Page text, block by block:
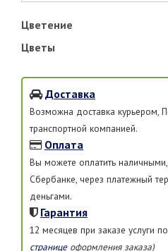
Цветение
Цветы
Доставка
Возможна доставка курьером,
транспортной компанией.
Оплата
Вы можете оплатить
Сбербанке, через платежный
деньгами.
Гарантия
12 месяцев при заказе услуги
страницеоформления заказа)